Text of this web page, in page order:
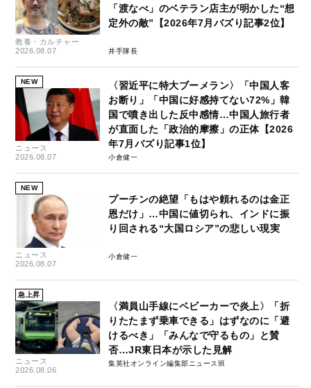
教養・カルチャー
2026.08.07
「渡なべ」のベテラン店主が明かした“想
定外の敵”【2026年7月バズり記事2位】
井手隊長
NEW
ニュース
2026.08.07
〈習近平に特大ブーメラン〉「中国人客
お断り」「中国に好感持てない72%」韓
国で噴き出した反中感情…中国人旅行者
が直面した「政治的摩擦」の正体【2026
年7月バズり記事1位】
小倉健一
NEW
ニュース
2026.08.07
プーチンの絶望「もはや頼れるのは金正
恩だけ」…中国に値切られ、インドに振
り回される“大国ロシア”の悲しい現実
小倉健一
急上昇
ニュース
2026.08.06
〈満員山手線にベビーカーで炎上〉「折
りたたまず乗車できる」はずなのに「避
けるべき」「みんなで守るもの」と賛
否…JR東日本が示した見解
集英社オンライン編集部ニュース班